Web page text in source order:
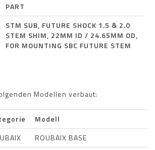
PART
STM SUB, FUTURE SHOCK 1.5 & 2.0
STEM SHIM, 22MM ID / 24.65MM OD,
FOR MOUNTING SBC FUTURE STEM
Modellen verbaut:
Modell
ROUBAIX BASE